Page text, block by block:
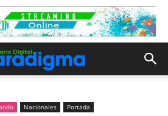
Nacionales Portada